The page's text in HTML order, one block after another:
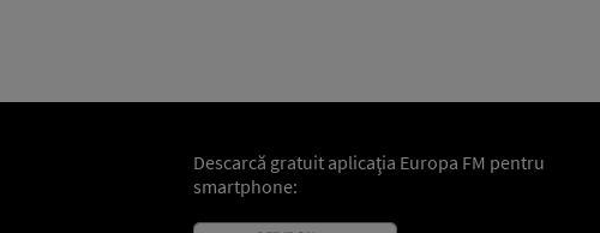
Descarcă gratuit aplicaţia Europa FM pentru
smartphone: